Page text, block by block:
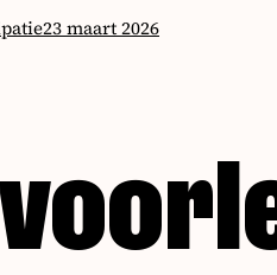
23 maart 2026